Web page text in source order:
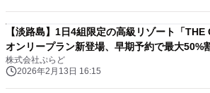
【淡路島】1日4組限定の高級リゾート「
オンリープラン新登場、早期予約で最大50%
株式会社ぷらど
2026年2月13日 16:15